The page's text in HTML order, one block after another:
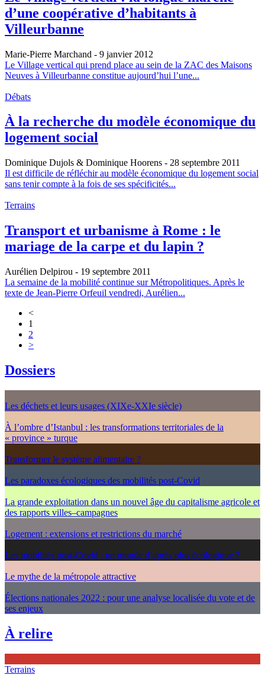
d’une coopérative d’habitants à
Villeurbanne
Marie-Pierre Marchand - 9 janvier 2012
Le Village vertical qui prend place au sein de la ZAC des Maisons
Neuves à Villeurbanne constitue aujourd’hui l’une...
Débats
À la recherche du modèle économique du
logement social
Dominique Dujols & Dominique Hoorens - 28 septembre 2011
Il est difficile de réfléchir au modèle économique du logement social
sans tenir compte à la fois de ses spécificités...
Terrains
Transport et urbanisme à Rome : le
mariage de la carpe et du lapin ?
Aurélien Delpirou - 19 septembre 2011
La semaine de la mobilité continue sur Métropolitiques. Après le
texte de Jean-Pierre Orfeuil vendredi, Aurélien...
<
1
2
>
Dossiers
Les déchets et leurs usages (XIXe-XXIe siècle)
À l’ombre d’Istanbul : les transformations territoriales de la
« province » turque
Transformer le système alimentaire ?
Les paradoxes écologiques des mobilités post-Covid
La grande exploitation dans un nouvel âge du capitalisme agricole et
des rapports villes–campagnes
Logement : extensions et restrictions du marché
Les mobilités post-Covid : un monde d’après plus écologique ?
Le mythe de la métropole attractive
Élections nationales 2022 : pour une analyse localisée du vote et de
ses enjeux
À relire
Terrains